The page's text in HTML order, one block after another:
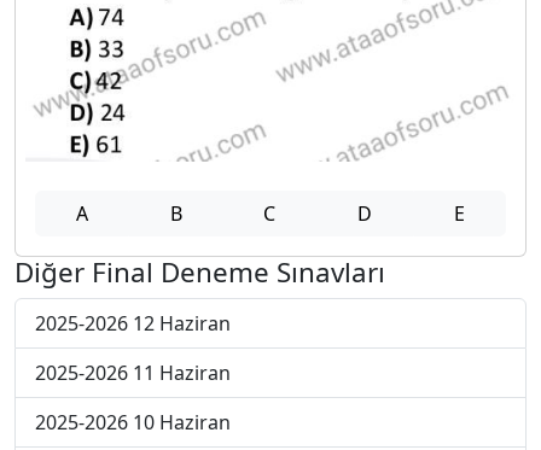
A B C D E
Diğer Final Deneme Sınavları
2025-2026 12 Haziran
2025-2026 11 Haziran
2025-2026 10 Haziran